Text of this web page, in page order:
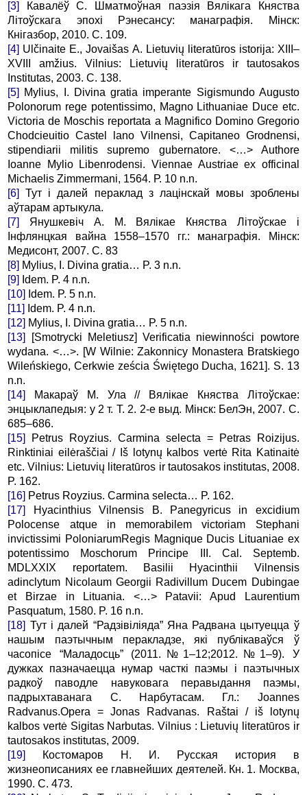
[3]
Кавалёў С. Шматмоўная паэзія Вялікага Княства
Літоўскага эпохі Рэнесансу: манаграфія. Мінск:
Кнігазбор, 2010. C. 109.
[4] Ulčinaite E., Jovaišas А. Lietuvių literatūros istorija: XIII–
XVIII amžius. Vilnius: Lietuvių literatūros ir tautosakos
Institutas, 2003. С. 138.
[5]
Mylius, I. Divina gratia imperante Sigismundo Augusto
Polonorum rege potentissimo, Magno Lithuaniae Duce etc.
Victoria de Moschis reportata a Magnifico Domino Gregorio
Chodcieuitio Castel lano Vilnensi, Capitaneo Grodnensi,
stipendiarii militis supremo gubernatore. <…> Authore
Ioanne Mylio Libenrodensi. Viennae Austriae ex officinal
Michaelis Zimmermani, 1564. Р. 10 n.n.
[6]
Тут і далей пераклад з лацінскай мовы зроблены
аўтарам артыкула.
[7]
Янушкевіч А. М. Вялікае Княства Літоўскае і
Інфлянцкая вайна 1558–1570 гг.: манаграфія. Мінск:
Медисонт, 2007. С. 83
[8] Mylius, I. Divina gratia… P. 3 n.n.
[9] Idem. P. 4 n.n.
[10] Idem. P. 5 n.n.
[11] Idem. P. 4 n.n.
[12] Mylius, I. Divina gratia… P. 5 n.n.
[13]
[Smotrycki Meletiusz] Verificatia niewinności powtore
wydana. <…>. [W Wilnie: Zakonnicy Monastera Bratskiego
Wileńskiego, Cerkwie ześcia Świętego Ducha, 1621]. S. 13
n.n.
[14]
Макараў М. Ула // Вялікае Княства Літоўскае:
энцыклапедыя: у 2 т. Т. 2. 2-е выд. Мінск: БелЭн, 2007. С.
685–686.
[15]
Petrus Royzius. Carmina selecta = Petras Roizijus.
Rinktiniai eilėraščiai / Iš lotynų kalbos vertė Rita Katinaitė
etc. Vilnius: Lietuvių literatūros ir tautosakos institutas, 2008.
P. 162.
[16] Petrus Royzius. Carmina selecta… P. 162.
[17]
Hyacinthius Vilnensis B. Panegyricus in excidium
Polocense atque in memorabilem victoriam Stephani
invictissimi PoloniarumRegis Magnique Ducis Lituaniae ex
potentissimo Moschorum Principe III. Cal. Septemb.
MDLXXIX reportatem. Basilii Hyacinthii Vilnensis
adinclytum Nicolaum Georgii Radivillum Ducem Dubingae
et Birzae in Lituania. <…> Patavii: Apud Laurentium
Pasquatum, 1580. P. 16 n.n.
[18] Тут і далей “Радзівіліяда” Яна Радвана цытуецца ў
нашым паэтычным перакладзе, які публікаваўся ў
часопісе “Маладосць” (2011.№1–12;2012.№1–9). У
дужках пазначаецца нумар часткі паэмы і паэтычных
радкоў паводле навуковага перавыдання паэмы,
падрыхтаванага С. Нарбутасам. Гл.: Joannes
Radvanus.Opera = Jonas Radvanas. Raštai / iš lotynų
kalbos vertė Sigitas Narbutas. Vilnius : Lietuvių literatūros ir
tautosakos institutas, 2009.
[19]
Костомаров Н. И. Русская история в
жизнеописаниях ее главнейших деятелей. Кн. 1. Москва,
1990. С. 473.